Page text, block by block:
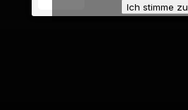
Ich stimme zu